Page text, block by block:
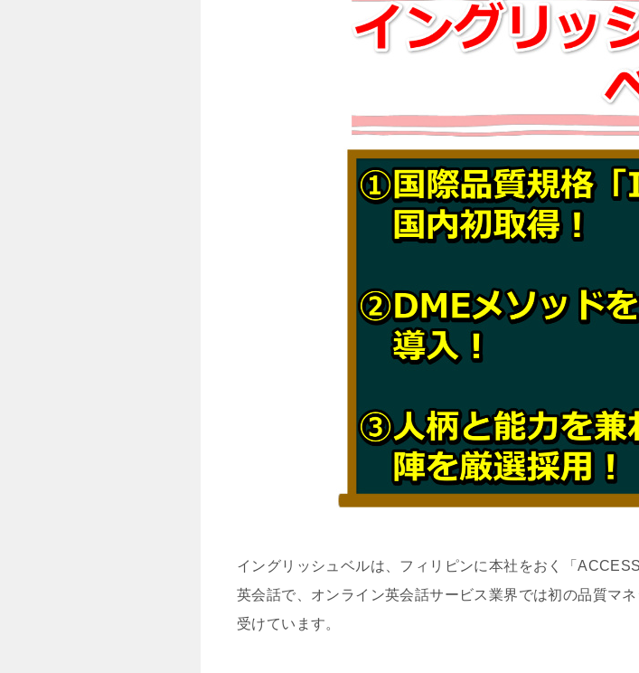
イングリッシュベルは、フィリピンに本社をおく「
英会話で、オンライン英会話サービス業界では初の品質マ
受けています。